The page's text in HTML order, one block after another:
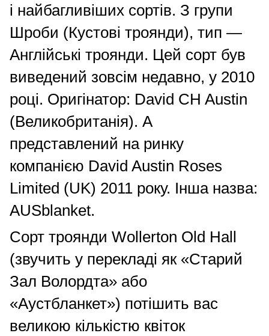
і найбагливіших сортів. З групи
Шроби (Кустові троянди), тип —
Англійські троянди. Цей сорт був
виведений зовсім недавно, у 2010
році. Оригінатор: David CH Austin
(Великобританія). А
представлений на ринку
компанією David Austin Roses
Limited (UK) 2011 року. Інша назва:
AUSblanket.
Сорт троянди Wollerton Old Hall
(звучить у перекладі як «Старий
Зал Волордта» або
«Аустбланкет») потішить вас
великою кількістю квіток